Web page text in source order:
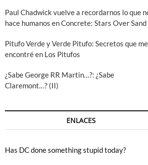
Paul Chadwick vuelve a recordarnos lo que
hace humanos en Concrete: Stars Over Sand
Pitufo Verde y Verde Pitufo: Secretos que me
encontré en Los Pitufos
¿Sabe George RR Martin…?: ¿Sabe
Claremont…? (II)
ENLACES
Has DC done something stupid today?